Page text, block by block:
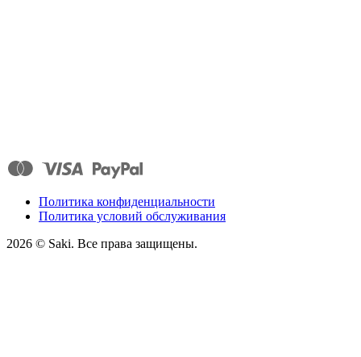
Политика конфиденциальности
Политика условий обслуживания
2026 © Saki. Все права защищены.